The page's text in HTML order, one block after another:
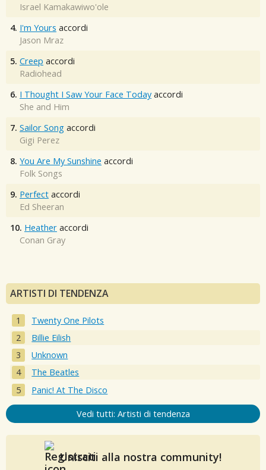
Israel Kamakawiwo'ole
4. I'm Yours accordi
Jason Mraz
5. Creep accordi
Radiohead
6. I Thought I Saw Your Face Today accordi
She and Him
7. Sailor Song accordi
Gigi Perez
8. You Are My Sunshine accordi
Folk Songs
9. Perfect accordi
Ed Sheeran
10. Heather accordi
Conan Gray
ARTISTI DI TENDENZA
Twenty One Pilots
Billie Eilish
Unknown
The Beatles
Panic! At The Disco
Vedi tutti: Artisti di tendenza
Unisciti alla nostra community!